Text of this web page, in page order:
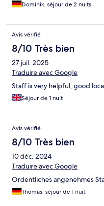
Dominik, séjour de 2 nuits
Avis vérifié
8/10 Très bien
27 juil. 2025
Traduire avec Google
Staff is very helpful, good
Séjour de 1 nuit
Avis vérifié
8/10 Très bien
10 déc. 2024
Traduire avec Google
Ordentliches angenehmes
Thomas, séjour de 1 nuit